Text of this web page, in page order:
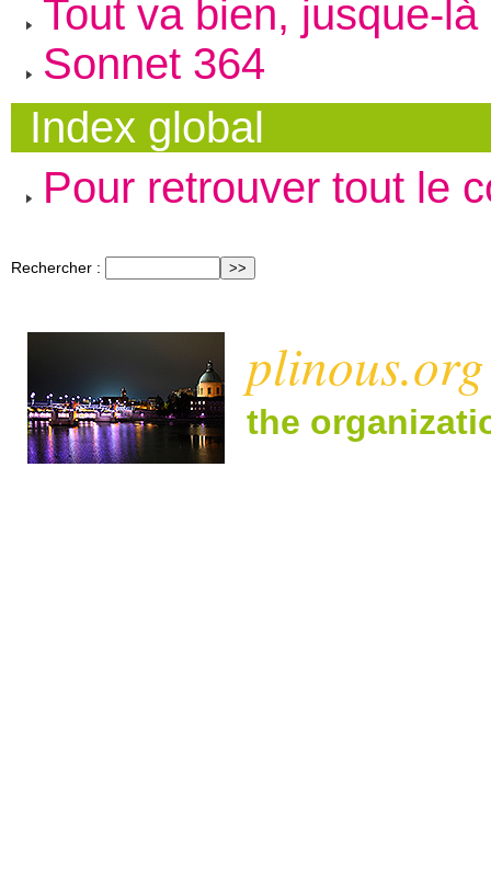
Tout va bien, jusque-là
Sonnet 364
Index global
Pour retrouver tout le
Rechercher :
plinous.org
the